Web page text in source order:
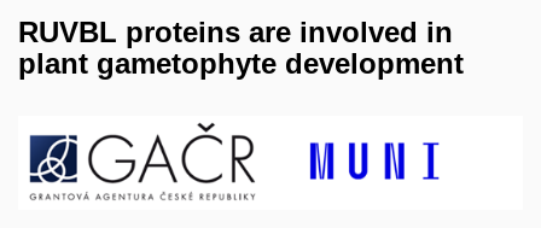
RUVBL proteins are involved in
plant gametophyte development